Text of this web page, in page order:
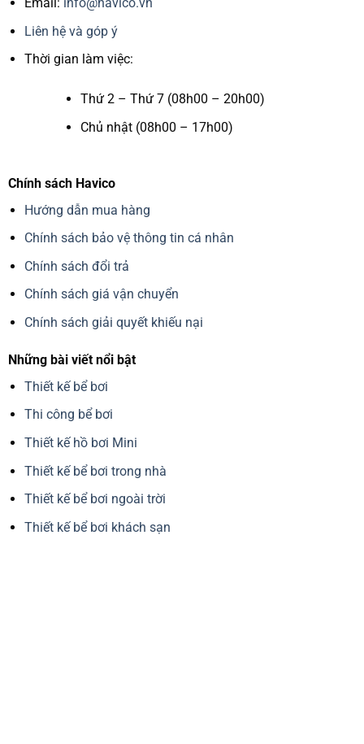
Liên hệ và góp ý
Thời gian làm việc:
Thứ 2 – Thứ 7 (08h00 – 20h00)
Chủ nhật (08h00 – 17h00)
Chính sách Havico
Hướng dẫn mua hàng
Chính sách bảo vệ thông tin cá nhân
Chính sách đổi trả
Chính sách giá vận chuyển
Chính sách giải quyết khiếu nại
Những bài viết nổi bật
Thiết kế bể bơi
Thi công bể bơi
Thiết kế hồ bơi Mini
Thiết kế bể bơi trong nhà
Thiết kế bể bơi ngoài trời
Thiết kế bể bơi khách sạn